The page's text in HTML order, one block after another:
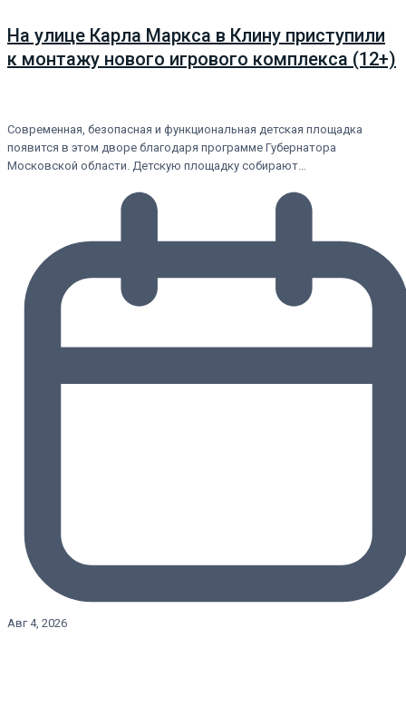
На улице Карла Маркса в Клину приступили
к монтажу нового игрового комплекса (12+)
Современная, безопасная и функциональная детская площадка
появится в этом дворе благодаря программе Губернатора
Московской области. Детскую площадку собирают…
Авг 4, 2026